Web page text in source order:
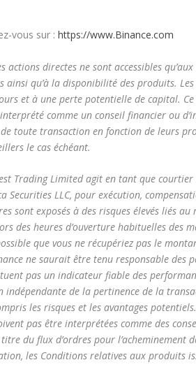
vous sur :https://www.Binance.com
actions directes ne sont accessibles
ainsi qu’à la disponibilité des produits.
et à une perte potentielle de capital.
comme un conseil financier ou
toute transaction en fonction de leurs
le cas échéant.
Trading Limited agit en tant que
Securities LLC, pour exécution,
sont exposés à des risques élevés liés
des heures d’ouverture habituelles des
que vous ne récupériez pas le
ne saurait être tenu responsable des
pas un indicateur fiable des
indépendante de la pertinence de la
les risques et les avantages
pas être interprétées comme des
du flux d’ordres pour l’acheminement
les Conditions relatives aux produits